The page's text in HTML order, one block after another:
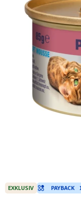
EXKLUSIV PAYBACK